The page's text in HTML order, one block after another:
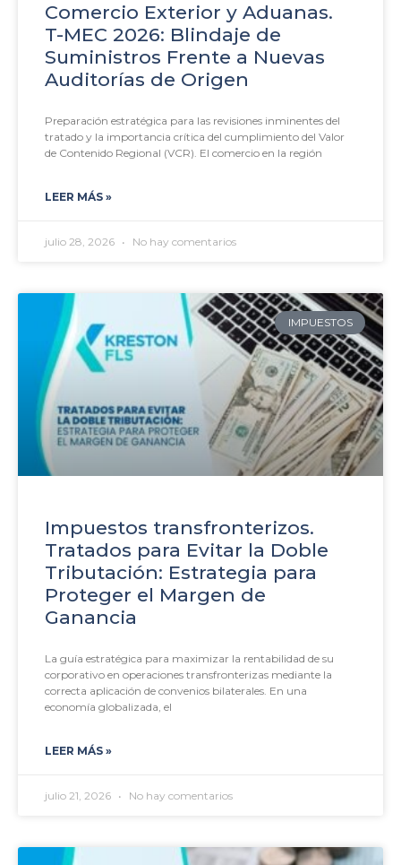
Comercio Exterior y Aduanas.
T-MEC 2026: Blindaje de
Suministros Frente a Nuevas
Auditorías de Origen
Preparación estratégica para las revisiones inminentes del
tratado y la importancia crítica del cumplimiento del Valor
de Contenido Regional (VCR). El comercio en la región
LEER MÁS »
julio 28, 2026 No hay comentarios
IMPUESTOS
Impuestos transfronterizos.
Tratados para Evitar la Doble
Tributación: Estrategia para
Proteger el Margen de
Ganancia
La guía estratégica para maximizar la rentabilidad de su
corporativo en operaciones transfronterizas mediante la
correcta aplicación de convenios bilaterales. En una
economía globalizada, el
LEER MÁS »
julio 21, 2026 No hay comentarios